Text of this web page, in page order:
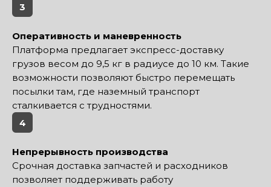
3
Оперативность и маневренность
Платформа предлагает экспресс-доставку
грузов весом до 9,5 кг в радиусе до 10 км. Такие
возможности позволяют быстро перемещать
посылки там, где наземный транспорт
сталкивается с трудностями.
4
Непрерывность производства
Срочная доставка запчастей и расходников
позволяет поддерживать работу